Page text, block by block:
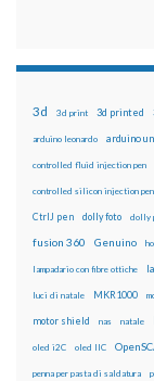
3d 3d print 3d printed
arduino leonardo arduino
controlled fluid injection pen
controlled silicon injection
CtrlJ pen dolly foto dolly
fusion 360 Genuino
lampadario con fibre ottiche
luci di natale MKR1000
motor shield nas natale
oled i2C oled IIC
penna per pasta di saldatura